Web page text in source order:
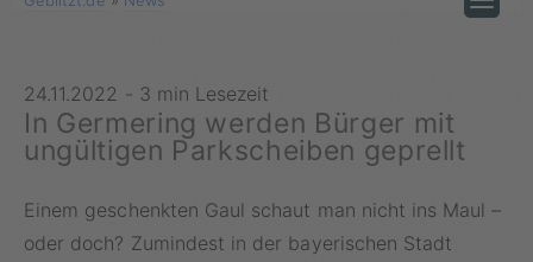
24.11.2022 - 3 min Lesezeit
In Germering werden Bürger mit
ungültigen Parkscheiben geprellt
Einem geschenkten Gaul schaut man nicht ins Maul –
oder doch? Zumindest in der bayerischen Stadt